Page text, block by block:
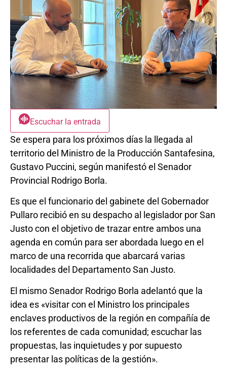
Escuchar la entrada
Se espera para los próximos días la llegada al
territorio del Ministro de la Producción Santafesina,
Gustavo Puccini, según manifestó el Senador
Provincial Rodrigo Borla.
Es que el funcionario del gabinete del Gobernador
Pullaro recibió en su despacho al legislador por San
Justo con el objetivo de trazar entre ambos una
agenda en común para ser abordada luego en el
marco de una recorrida que abarcará varias
localidades del Departamento San Justo.
El mismo Senador Rodrigo Borla adelantó que la
idea es «visitar con el Ministro los principales
enclaves productivos de la región en compañía de
los referentes de cada comunidad; escuchar las
propuestas, las inquietudes y por supuesto
presentar las políticas de la gestión».